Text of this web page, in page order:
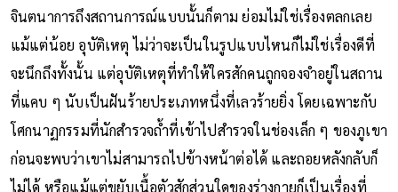
การที่ตัวของเราต้องไปติดแหง็กอยู่ในพื้นที่แคบ ๆ แม้แค่
จินตนาการถึงสถานการณ์แบบนั้นก็ตาม ย่อมไม่ใช่เรื่องตลกเลย
แม้แต่น้อย อุบัติเหตุ ไม่ว่าจะเป็นในรูปแบบไหนก็ไม่ใช่เรื่องดีที่
จะนึกถึงทั้งนั้น แต่อุบัติเหตุที่ทำให้ใครสักคนถูกจองจำอยู่ในสถาน
ที่แคบ ๆ นับเป็นฝันร้ายประเภทหนึ่งที่เลวร้ายยิ่ง โดยเฉพาะกับ
โศกนาฏกรรมที่นักสำรวจถ้ำที่เข้าไปสำรวจในช่องเล็ก ๆ ของภูเขา
ก่อนจะพบว่าเขาไม่สามารถไปข้างหน้าต่อได้ และถอยหลังกลับก็